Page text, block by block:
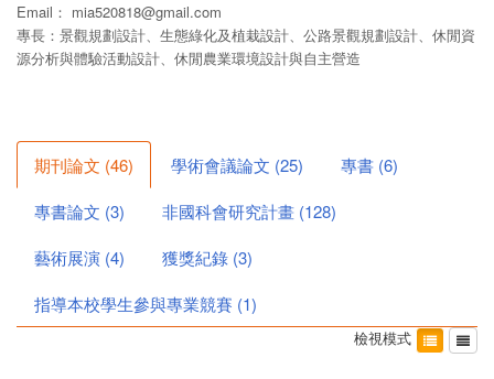
Email： mia520818@gmail.com
專長：景觀規劃設計、生態綠化及植栽設計、公路景觀規劃設計、休閒資
源分析與體驗活動設計、休閒農業環境設計與自主營造
期刊論文 (46) 學術會議論文 (25) 專書 (6)
專書論文 (3) 非國科會研究計畫 (128)
藝術展演 (4) 獲獎紀錄 (3)
指導本校學生參與專業競賽 (1)
檢視模式